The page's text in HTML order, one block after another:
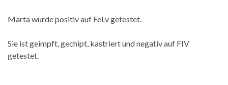
Marta wurde positiv auf FeLv getestet.
Sie ist geimpft, gechipt, kastriert und negativ auf FIV
getestet.